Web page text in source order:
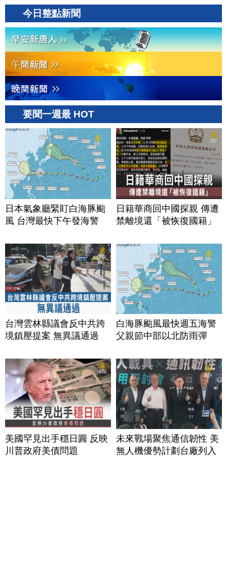
今日整點新聞
要聞一週最 HOT
日本氣象廳緊盯白海豚颱
風 台灣最快下午發海警
日籍華商回中國探親 傳遭
禁離境還「被恢復國籍」
台灣雲林縣議會反中共跨
境鎮壓提案 無異議通過
白海豚颱風最快週五海警
父親節中部以北防雨彈
美國罕見出手穩日圓 反映
川普政府美債問題
未來戰場聚焦通信韌性 美
無人機優勢計劃台廠列入